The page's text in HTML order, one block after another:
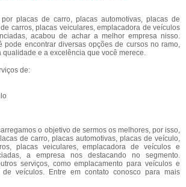
placas de carro, placas automotivas, placas de
carros, placas veiculares, emplacadora de veículos
acabou de achar a melhor empresa nisso.
pode encontrar diversas opções de cursos no ramo,
qualidade e a excelência que você merece.
de:
o objetivo de sermos os melhores, por isso,
de carro, placas automotivas, placas de veículo,
placas veiculares, emplacadora de veículos e
a empresa nos destacando no segmento.
serviços, como emplacamento para veículos e
de veículos. Entre em contato conosco para mais